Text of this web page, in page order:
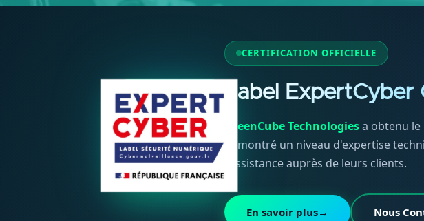
CERTIFICATION OFFICIELLE
Label ExpertCyber
GreenCube Technologiesa obtenu le
démontré un niveau d'expertise
l'assistance auprès de leurs clients.
En savoir plus→ Nous